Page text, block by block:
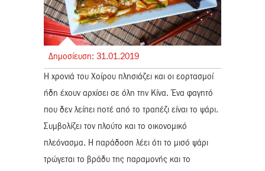
Δημοσίευση: 31.01.2019
Η χρονιά του Χοίρου πλησιάζει και οι εορτασμοί
ήδη έχουν αρχίσει σε όλη την Κίνα. Ένα φαγητό
που δεν λείπει ποτέ από το τραπέζι είναι το ψάρι.
Συμβολίζει τον πλούτο και το οικονομικό
πλεόνασμα. Η παράδοση λέει ότι το μισό ψάρι
τρώγεται το βράδυ της παραμονής και το